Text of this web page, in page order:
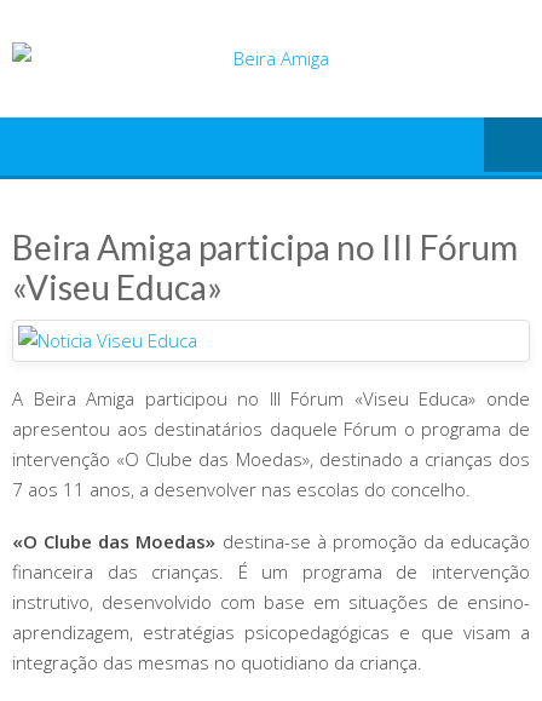
to
Beira Amiga participa no III Fórum
«Viseu Educa»
A Beira Amiga participou no III Fórum «Viseu Educa» onde
apresentou aos destinatários daquele Fórum o programa de
intervenção «O Clube das Moedas», destinado a crianças dos
7 aos 11 anos, a desenvolver nas escolas do concelho.
«O Clube das Moedas» destina-se à promoção da educação
financeira das crianças. É um programa de intervenção
instrutivo, desenvolvido com base em situações de ensino-
aprendizagem, estratégias psicopedagógicas e que visam a
integração das mesmas no quotidiano da criança.